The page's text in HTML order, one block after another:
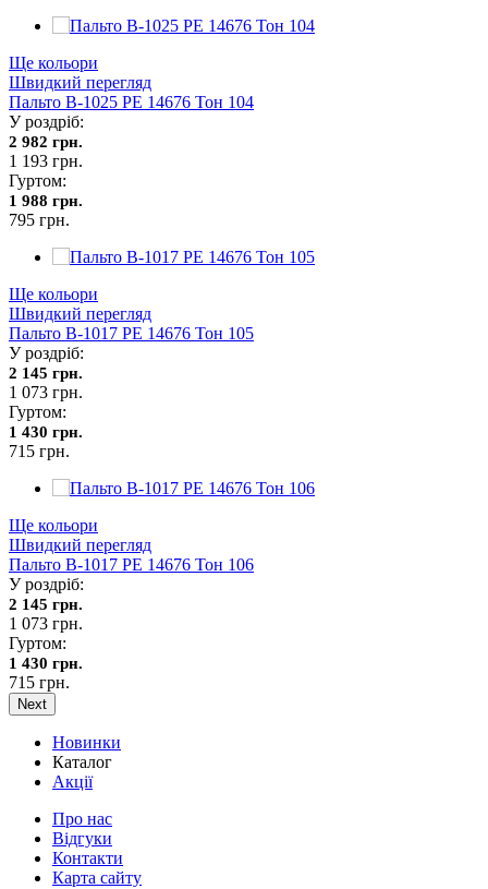
Ще кольори
Швидкий перегляд
Пальто В-1025 PE 14676 Тон 104
У роздріб:
2 982 грн.
1 193 грн.
Гуртом:
1 988 грн.
795 грн.
Ще кольори
Швидкий перегляд
Пальто В-1017 PE 14676 Тон 105
У роздріб:
2 145 грн.
1 073 грн.
Гуртом:
1 430 грн.
715 грн.
Ще кольори
Швидкий перегляд
Пальто В-1017 PE 14676 Тон 106
У роздріб:
2 145 грн.
1 073 грн.
Гуртом:
1 430 грн.
715 грн.
Next
Новинки
Каталог
Акції
Про нас
Відгуки
Контакти
Карта сайту